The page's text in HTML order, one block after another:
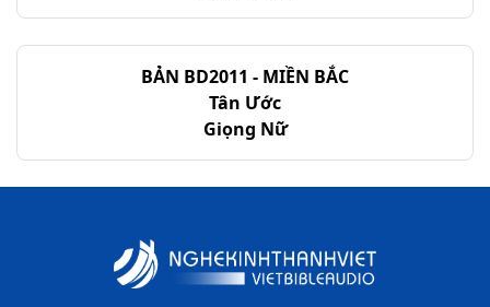
BẢN BD2011 - MIỀN BẮC
Tân Ước
Giọng Nữ